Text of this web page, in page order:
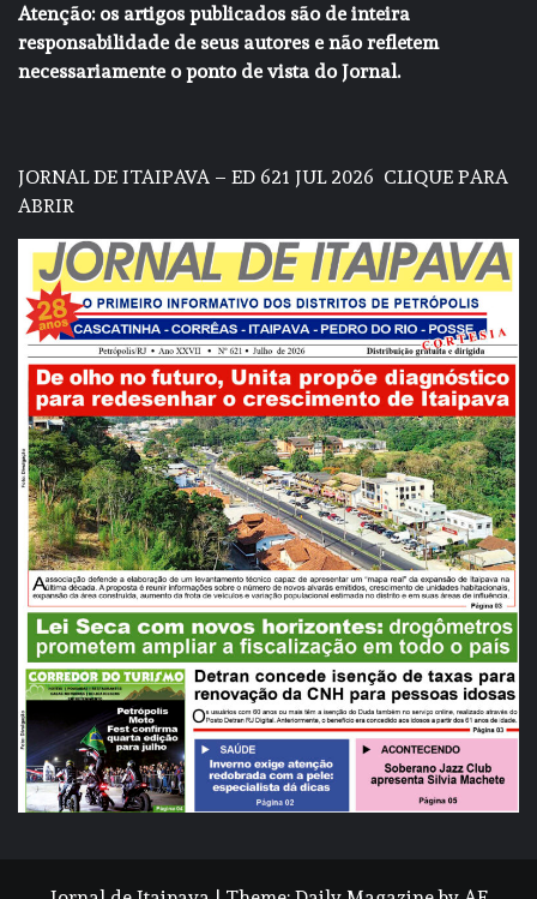
Atenção: os artigos publicados são de inteira
responsabilidade de seus autores e não refletem
necessariamente o ponto de vista do Jornal.
JORNAL DE ITAIPAVA – ED 621 JUL 2026 CLIQUE PARA
ABRIR